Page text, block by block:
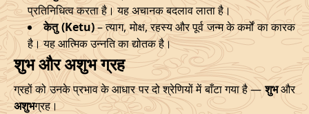
प्रतिनिधित्व करता है। यह अचानक बदलाव लाता है।
केतु (Ketu)– त्याग, मोक्ष, रहस्य और पूर्व जन्म के कर्मों का कारक
है। यह आत्मिक उन्नति का द्योतक है।
शुभ और अशुभ ग्रह
ग्रहों को उनके प्रभाव के आधार पर दो श्रेणियों में बाँटा गया है —शुभऔर
अशुभग्रह।